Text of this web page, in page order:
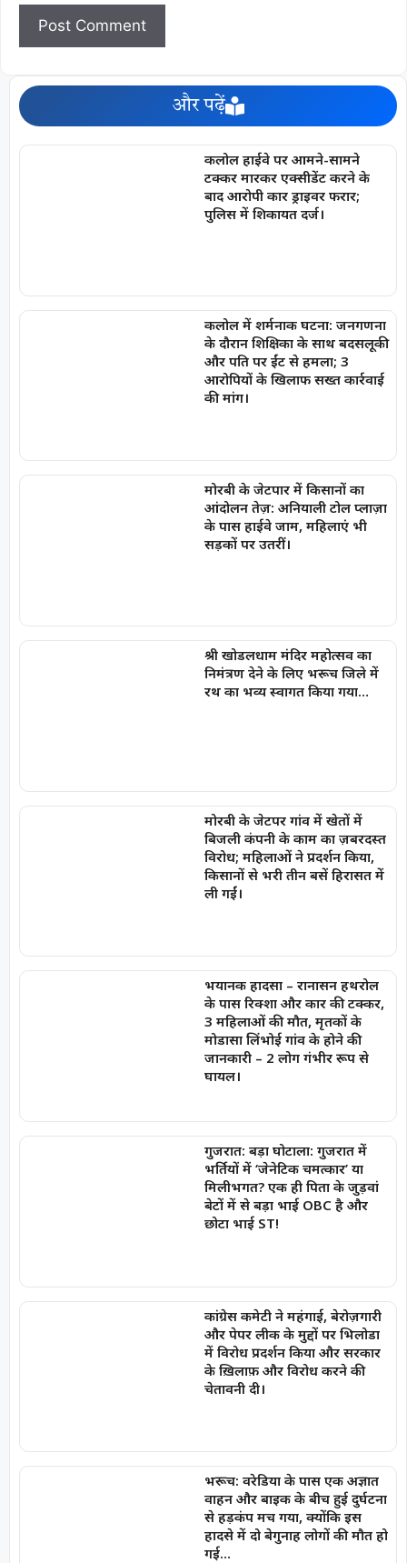
और पढ़ें
कलोल हाईवे पर आमने-सामने
टक्कर मारकर एक्सीडेंट करने के
बाद आरोपी कार ड्राइवर फरार;
पुलिस में शिकायत दर्ज।
कलोल में शर्मनाक घटना: जनगणना
के दौरान शिक्षिका के साथ बदसलूकी
और पति पर ईंट से हमला; 3
आरोपियों के खिलाफ सख्त कार्रवाई
की मांग।
मोरबी के जेटपार में किसानों का
आंदोलन तेज़: अनियाली टोल प्लाज़ा
के पास हाईवे जाम, महिलाएं भी
सड़कों पर उतरीं।
श्री खोडलधाम मंदिर महोत्सव का
निमंत्रण देने के लिए भरूच जिले में
रथ का भव्य स्वागत किया गया…
मोरबी के जेटपर गांव में खेतों में
बिजली कंपनी के काम का ज़बरदस्त
विरोध; महिलाओं ने प्रदर्शन किया,
किसानों से भरी तीन बसें हिरासत में
ली गईं।
भयानक हादसा – रानासन हथरोल
के पास रिक्शा और कार की टक्कर,
3 महिलाओं की मौत, मृतकों के
मोडासा लिंभोई गांव के होने की
जानकारी – 2 लोग गंभीर रूप से
घायल।
गुजरात: बड़ा घोटाला: गुजरात में
भर्तियों में ‘जेनेटिक चमत्कार’ या
मिलीभगत? एक ही पिता के जुड़वां
बेटों में से बड़ा भाई OBC है और
छोटा भाई ST!
कांग्रेस कमेटी ने महंगाई, बेरोज़गारी
और पेपर लीक के मुद्दों पर भिलोडा
में विरोध प्रदर्शन किया और सरकार
के ख़िलाफ़ और विरोध करने की
चेतावनी दी।
भरूच: वरेडिया के पास एक अज्ञात
वाहन और बाइक के बीच हुई दुर्घटना
से हड़कंप मच गया, क्योंकि इस
हादसे में दो बेगुनाह लोगों की मौत हो
गई…